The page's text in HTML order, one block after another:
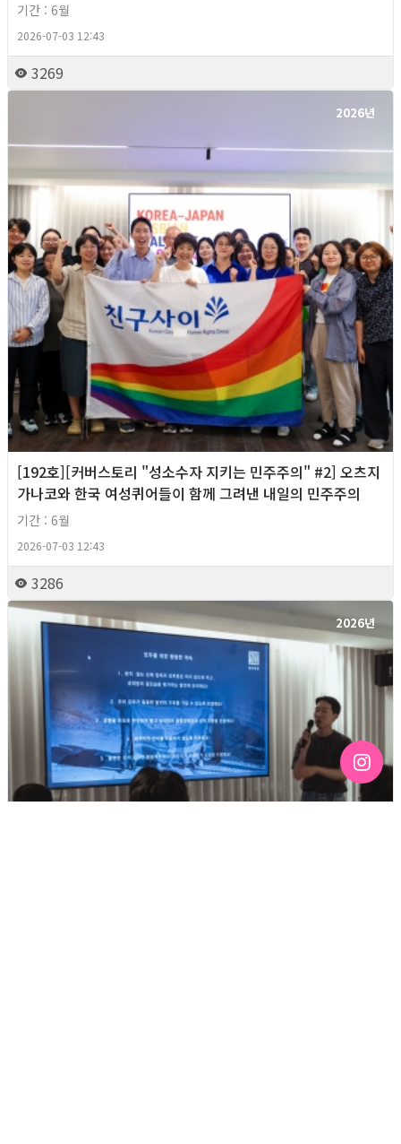
기간 : 6월
2026-07-03 12:43
3269
2026년
[192호][커버스토리 "성소수자 지키는 민주주의" #2] 오츠지
가나코와 한국 여성퀴어들이 함께 그려낸 내일의 민주주의
기간 : 6월
2026-07-03 12:43
3286
2026년